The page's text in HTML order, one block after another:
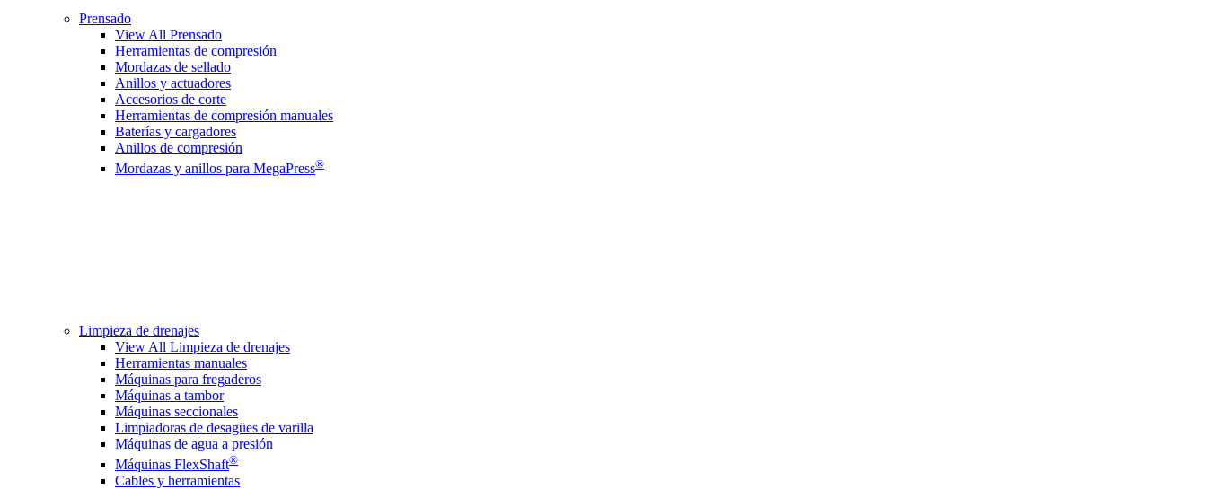
Prensado
View All Prensado
Herramientas de compresión
Mordazas de sellado
Anillos y actuadores
Accesorios de corte
Herramientas de compresión manuales
Baterías y cargadores
Anillos de compresión
Mordazas y anillos para MegaPress®
Limpieza de drenajes
View All Limpieza de drenajes
Herramientas manuales
Máquinas para fregaderos
Máquinas a tambor
Máquinas seccionales
Limpiadoras de desagües de varilla
Máquinas de agua a presión
Máquinas FlexShaft®
Cables y herramientas